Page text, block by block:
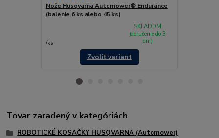
Nože Husqvarna Automower® Endurance
(balenie 6 ks alebo 45 ks)
/ks
SKLADOM
(doručenie do 3
dní)
Zvoliť variant
Tovar zaradený v kategóriách
ROBOTICKÉ KOSAČKY HUSQVARNA (Automower)